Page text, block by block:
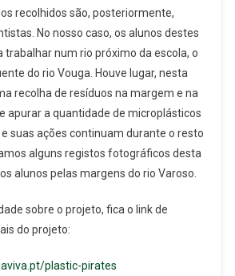
recolhidos são, posteriormente,
No nosso caso, os alunos destes
trabalhar num rio próximo da escola, o
do rio Vouga. Houve lugar, nesta
recolha de resíduos na margem e na
apurar a quantidade de microplásticos
suas ações continuam durante o resto
alguns registos fotográficos desta
alunos pelas margens do rio Varoso.
sobre o projeto, fica o link de
do projeto:
plastic-pirates